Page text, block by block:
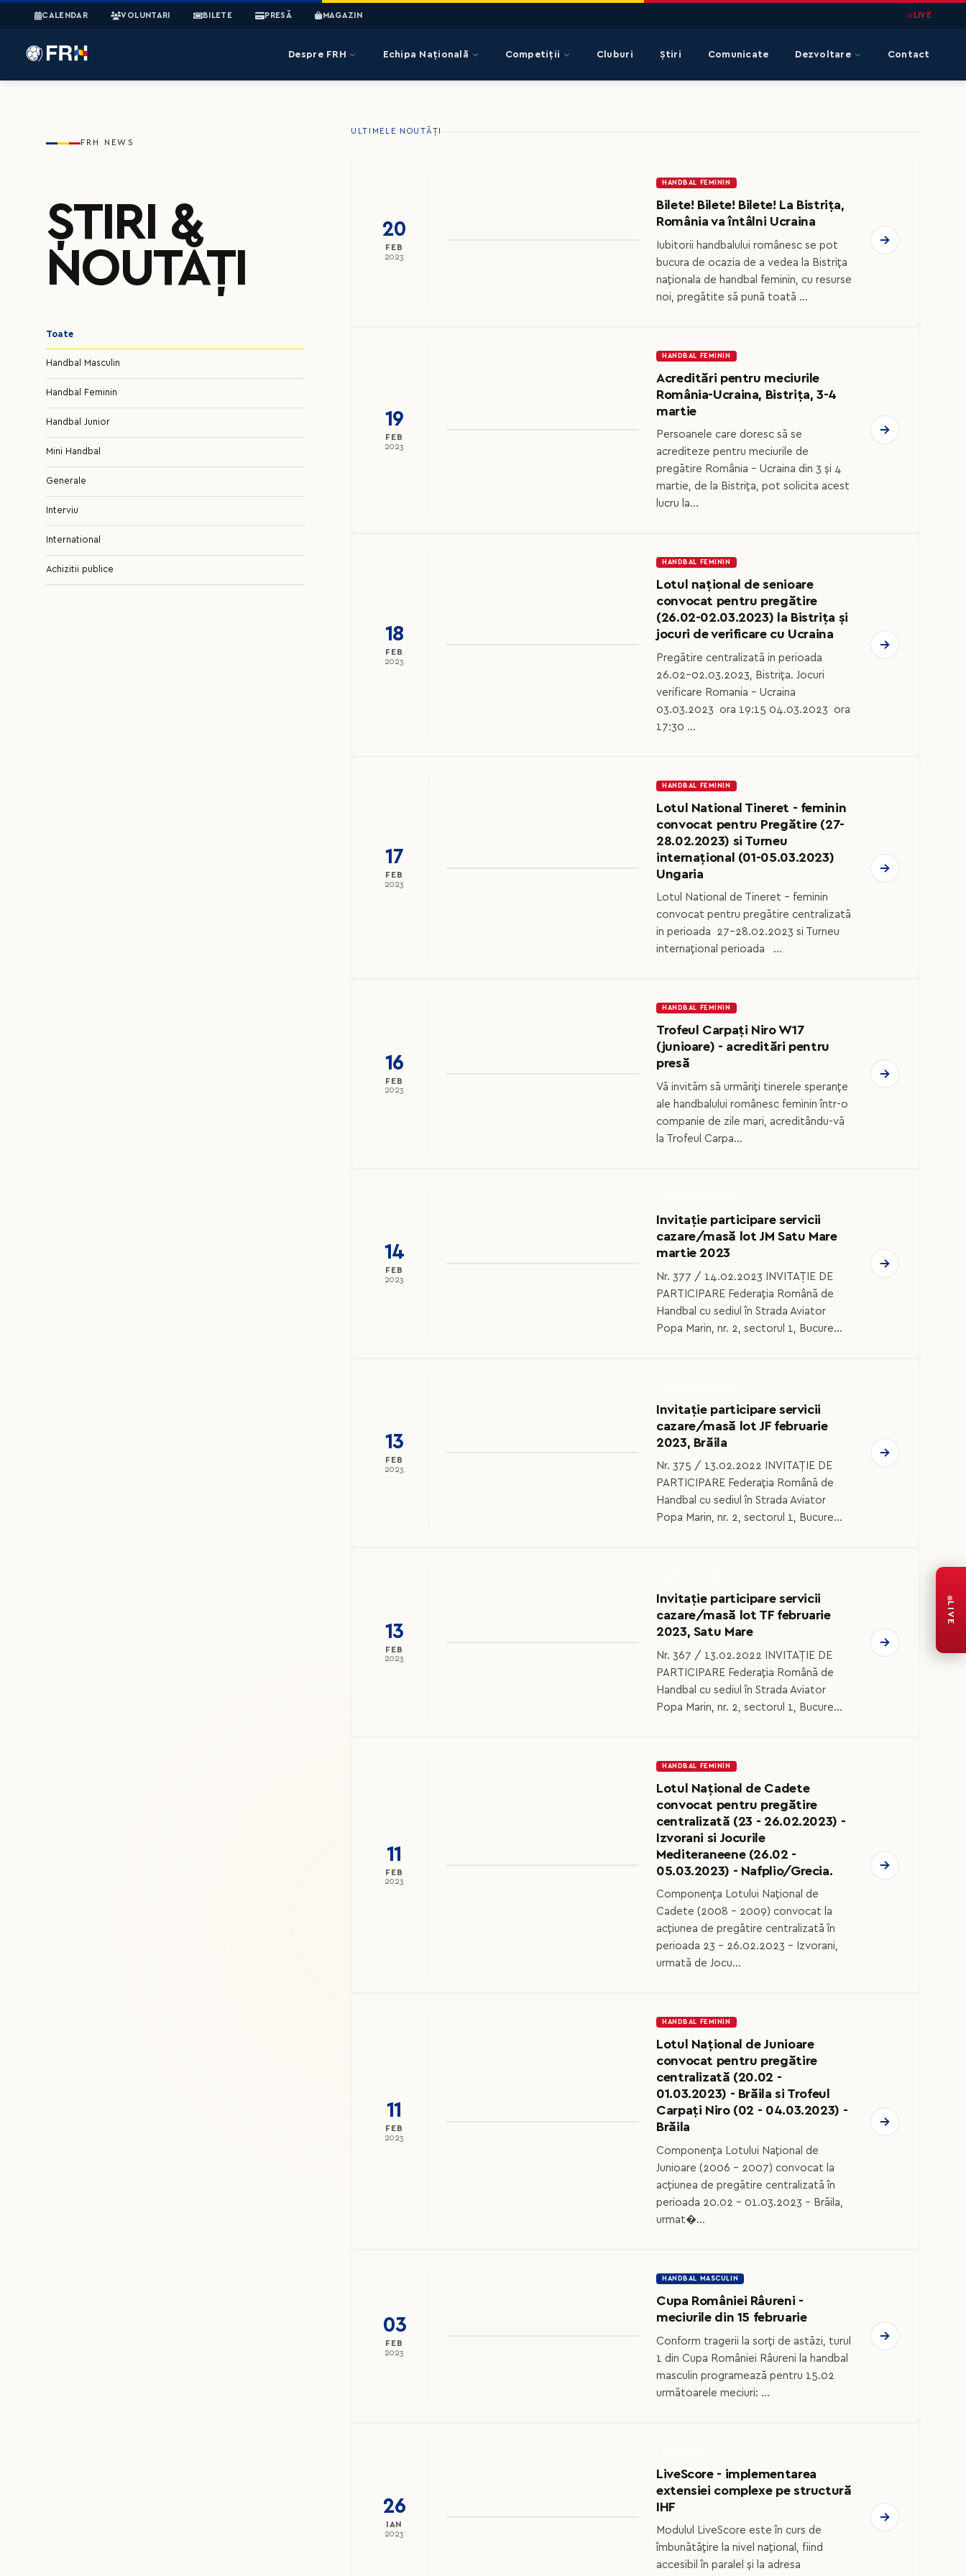
CALENDAR VOLUNTARI BILETE PRESĂ MAGAZIN LIVE
Despre FRH Echipa Națională Competiții Cluburi Știri Comunicate Dezvoltare Contact
FRH NEWS
ȘTIRI &
NOUTĂȚI
Toate
Handbal Masculin
Handbal Feminin
Handbal Junior
Mini Handbal
Generale
Interviu
International
Achizitii publice
ULTIMELE NOUTĂȚI
20
FEB
2023
HANDBAL FEMININ
Bilete! Bilete! Bilete! La Bistrița,
România va întâlni Ucraina
Iubitorii handbalului românesc se pot
bucura de ocazia de a vedea la Bistrița
naționala de handbal feminin, cu resurse
noi, pregătite să pună toată ...
19
FEB
2023
HANDBAL FEMININ
Acreditări pentru meciurile
România-Ucraina, Bistrița, 3-4
martie
Persoanele care doresc să se
acrediteze pentru meciurile de
pregătire România - Ucraina din 3 și 4
martie, de la Bistrița, pot solicita acest
lucru la...
18
FEB
2023
HANDBAL FEMININ
Lotul național de senioare
convocat pentru ​pregătire
(26.02-02.03.2023) la Bistrița și
jocuri de verificare cu Ucraina
Pregătire centralizată in perioada
26.02-02.03.2023, Bistrița. Jocuri
verificare Romania - Ucraina
03.03.2023 ora 19:15 04.03.2023 ora
17:30 ...
17
FEB
2023
HANDBAL FEMININ
Lotul National Tineret - feminin
convocat pentru Pregătire (27-
28.02.2023) si Turneu
internațional (01-05.03.2023)
Ungaria
Lotul National de Tineret - feminin
convocat pentru pregătire centralizată
in perioada 27-28.02.2023 si Turneu
internațional perioada ...
16
FEB
2023
HANDBAL FEMININ
Trofeul Carpați Niro W17
(junioare) - acreditări pentru
presă
Vă invităm să urmăriți tinerele speranțe
ale handbalului românesc feminin într-o
companie de zile mari, acreditându-vă
la Trofeul Carpa...
14
FEB
2023
Invitație participare servicii
cazare/masă lot JM Satu Mare
martie 2023
Nr. 377 / 14.02.2023 INVITAȚIE DE
PARTICIPARE Federaţia Română de
Handbal cu sediul în Strada Aviator
Popa Marin, nr. 2, sectorul 1, Bucure...
13
FEB
2023
Invitație participare servicii
cazare/masă lot JF februarie
2023, Brăila
Nr. 375 / 13.02.2022 INVITAȚIE DE
PARTICIPARE Federaţia Română de
Handbal cu sediul în Strada Aviator
Popa Marin, nr. 2, sectorul 1, Bucure...
13
FEB
2023
Invitație participare servicii
cazare/masă lot TF februarie
2023, Satu Mare
Nr. 367 / 13.02.2022 INVITAȚIE DE
PARTICIPARE Federaţia Română de
Handbal cu sediul în Strada Aviator
Popa Marin, nr. 2, sectorul 1, Bucure...
11
FEB
2023
HANDBAL FEMININ
Lotul Național de Cadete
convocat pentru pregătire
centralizată (23 - 26.02.2023) -
Izvorani si Jocurile
Mediteraneene (26.02 -
05.03.2023) - Nafplio/Grecia.
Componența Lotului Național de
Cadete (2008 - 2009) convocat la
acțiunea de pregătire centralizată în
perioada 23 - 26.02.2023 - Izvorani,
urmată de Jocu...
11
FEB
2023
HANDBAL FEMININ
Lotul Național de Junioare
convocat pentru pregătire
centralizată (20.02 -
01.03.2023) - Brăila si Trofeul
Carpați Niro (02 - 04.03.2023) -
Brăila
Componența Lotului Național de
Junioare (2006 - 2007) convocat la
acțiunea de pregătire centralizată în
perioada 20.02 - 01.03.2023 - Brăila,
urmat�...
03
FEB
2023
HANDBAL MASCULIN
Cupa României Râureni -
meciurile din 15 februarie
Conform tragerii la sorți de astăzi, turul
1 din Cupa României Râureni la handbal
masculin programează pentru 15.02
următoarele meciuri: ...
26
IAN
2023
LiveScore - implementarea
extensiei complexe pe structură
IHF
Modulul LiveScore este în curs de
îmbunătățire la nivel național, fiind
accesibil în paralel și la adresa
LIVE